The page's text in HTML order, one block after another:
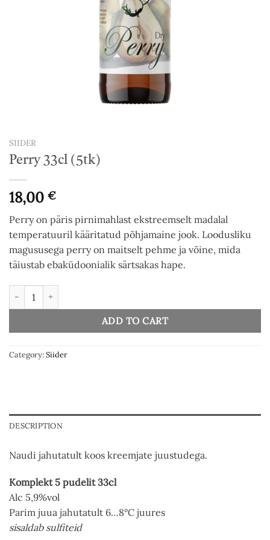
SIIDER
Perry 33cl (5tk)
18,00 €
Perry on päris pirnimahlast ekstreemselt madalal
temperatuuril kääritatud põhjamaine jook. Loodusliku
magususega perry on maitselt pehme ja võine, mida
täiustab ebaküdoonialik särtsakas hape.
Perry 33cl (5tk) quantity
ADD TO CART
Category:Siider
DESCRIPTION
Naudi jahutatult koos kreemjate juustudega.
Komplekt 5 pudelit 33cl
Alc 5,9%vol
Parim juua jahutatult 6…8°C juures
sisaldab sulfiteid